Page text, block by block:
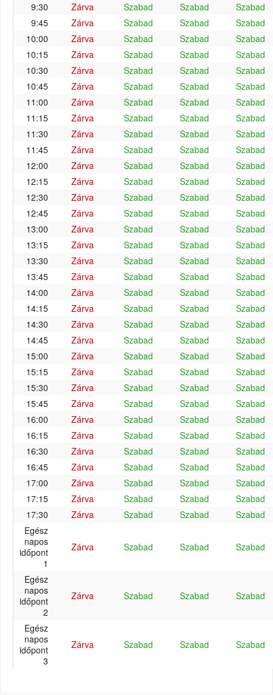
9:30
Zárva Szabad Szabad
Szabad
9:45
Zárva Szabad Szabad
Szabad
10:00
Zárva Szabad Szabad
Szabad
10:15
Zárva Szabad Szabad
Szabad
10:30
Zárva Szabad Szabad
Szabad
10:45
Zárva Szabad Szabad
Szabad
11:00
Zárva Szabad Szabad
Szabad
11:15
Zárva Szabad Szabad
Szabad
11:30
Zárva Szabad Szabad
Szabad
11:45
Zárva Szabad Szabad
Szabad
12:00
Zárva Szabad Szabad
Szabad
12:15
Zárva Szabad Szabad
Szabad
12:30
Zárva Szabad Szabad
Szabad
12:45
Zárva Szabad Szabad
Szabad
13:00
Zárva Szabad Szabad
Szabad
13:15
Zárva Szabad Szabad
Szabad
13:30
Zárva Szabad Szabad
Szabad
13:45
Zárva Szabad Szabad
Szabad
14:00
Zárva Szabad Szabad
Szabad
14:15
Zárva Szabad Szabad
Szabad
14:30
Zárva Szabad Szabad
Szabad
14:45
Zárva Szabad Szabad
Szabad
15:00
Zárva Szabad Szabad
Szabad
15:15
Zárva Szabad Szabad
Szabad
15:30
Zárva Szabad Szabad
Szabad
15:45
Zárva Szabad Szabad
Szabad
16:00
Zárva Szabad Szabad
Szabad
16:15
Zárva Szabad Szabad
Szabad
16:30
Zárva Szabad Szabad
Szabad
16:45
Zárva Szabad Szabad
Szabad
17:00
Zárva Szabad Szabad
Szabad
17:15
Zárva Szabad Szabad
Szabad
17:30
Zárva Szabad Szabad
Szabad
Egész
napos
időpont
1
Zárva Szabad Szabad Szabad
Egész
napos
időpont
2
Zárva Szabad Szabad Szabad
Egész
napos
időpont
3
Zárva Szabad Szabad Szabad